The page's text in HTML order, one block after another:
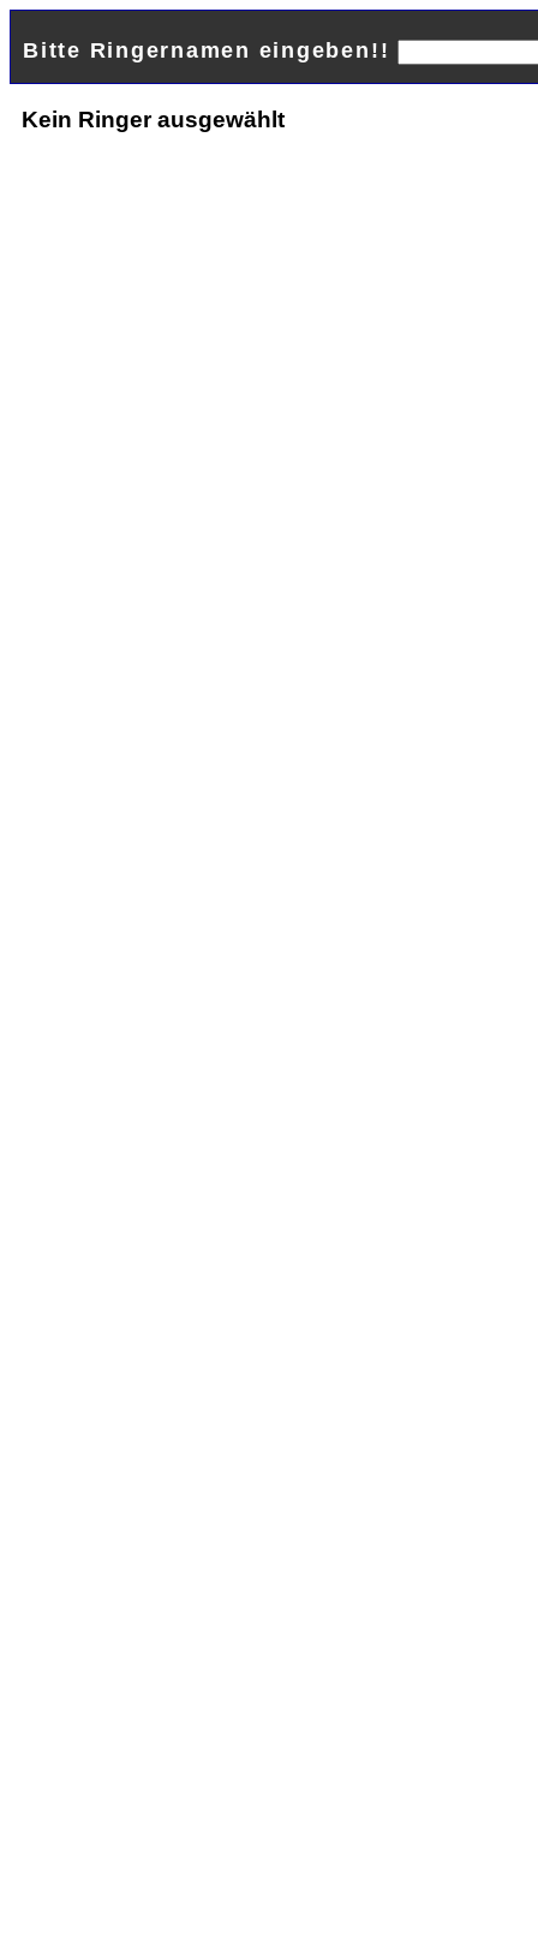
Bitte Ringernamen eingeben!!
Kein Ringer ausgewählt